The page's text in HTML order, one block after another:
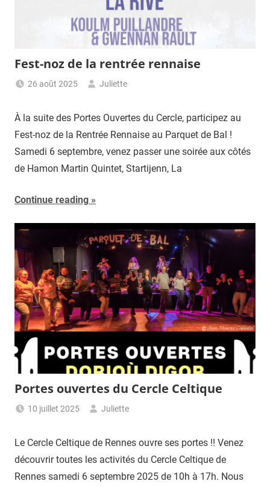
Fest-noz de la rentrée rennaise
26 août 2025 Juliette
À la suite des Portes Ouvertes du Cercle, participez au
Fest-noz de la Rentrée Rennaise au Parquet de Bal !
Samedi 6 septembre, venez passer une soirée aux côtés
de Hamon Martin Quintet, Startijenn, La
Continue reading
Portes ouvertes du Cercle Celtique
10 juillet 2025 Juliette
Le Cercle Celtique de Rennes ouvre ses portes !! Venez
découvrir toutes les activités du Cercle Celtique de
Rennes samedi 6 septembre 2025 de 10h à 17h. Nous